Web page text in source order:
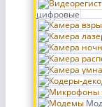
цифровые